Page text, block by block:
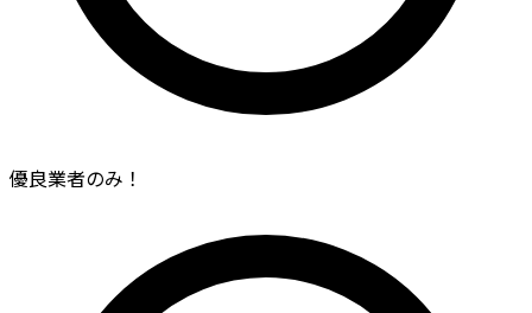
優良業者のみ！